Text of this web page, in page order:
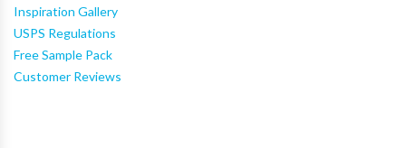
Inspiration Gallery
USPS Regulations
Free Sample Pack
Customer Reviews